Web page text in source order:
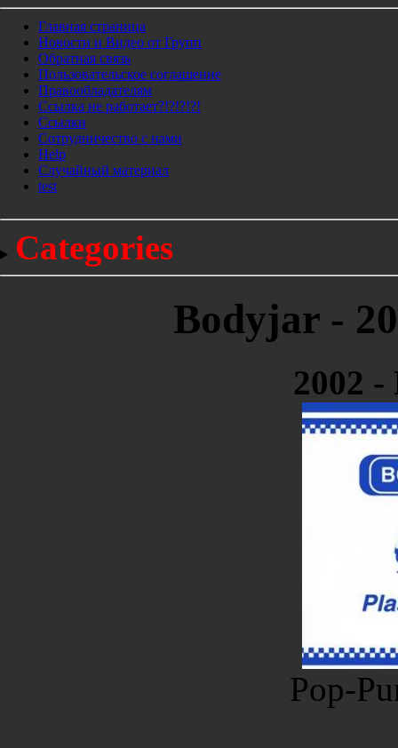
Главная страница
Новости и Видео от Групп
Обратная связь
Пользовательское соглашение
Правообладателям
Ссылка не работает?!?!?!?!
Ссылки
Сотрудничество с нами
Help
Cлучайный материал
test
Categories
Bodyjar -
2002 -
Pop-